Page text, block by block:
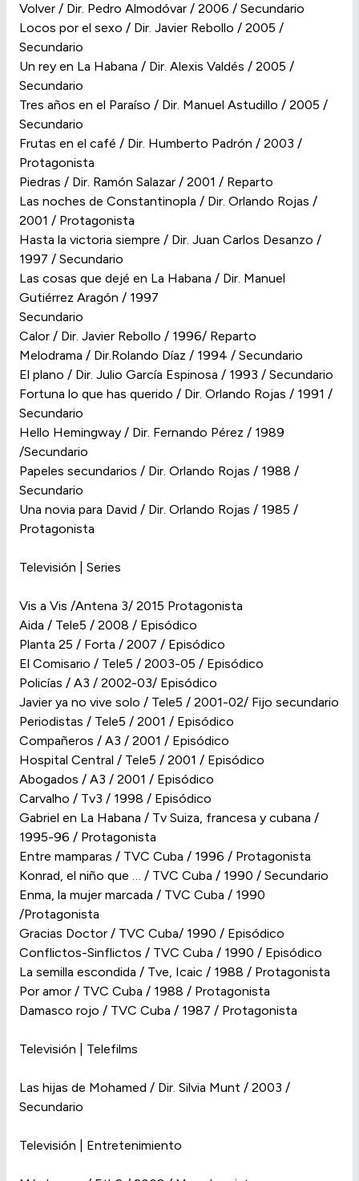
Volver / Dir. Pedro Almodóvar / 2006 / Secundario
Locos por el sexo / Dir. Javier Rebollo / 2005 /
Secundario
Un rey en La Habana / Dir. Alexis Valdés / 2005 /
Secundario
Tres años en el Paraíso / Dir. Manuel Astudillo / 2005 /
Secundario
Frutas en el café / Dir. Humberto Padrón / 2003 /
Protagonista
Piedras / Dir. Ramón Salazar / 2001 / Reparto
Las noches de Constantinopla / Dir. Orlando Rojas /
2001 / Protagonista
Hasta la victoria siempre / Dir. Juan Carlos Desanzo /
1997 / Secundario
Las cosas que dejé en La Habana / Dir. Manuel
Gutiérrez Aragón / 1997
Secundario
Calor / Dir. Javier Rebollo / 1996/ Reparto
Melodrama / Dir.Rolando Díaz / 1994 / Secundario
El plano / Dir. Julio García Espinosa / 1993 / Secundario
Fortuna lo que has querido / Dir. Orlando Rojas / 1991 /
Secundario
Hello Hemingway / Dir. Fernando Pérez / 1989
/Secundario
Papeles secundarios / Dir. Orlando Rojas / 1988 /
Secundario
Una novia para David / Dir. Orlando Rojas / 1985 /
Protagonista
Televisión | Series
Vis a Vis /Antena 3/ 2015 Protagonista
Aida / Tele5 / 2008 / Episódico
Planta 25 / Forta / 2007 / Episódico
El Comisario / Tele5 / 2003-05 / Episódico
Policías / A3 / 2002-03/ Episódico
Javier ya no vive solo / Tele5 / 2001-02/ Fijo secundario
Periodistas / Tele5 / 2001 / Episódico
Compañeros / A3 / 2001 / Episódico
Hospital Central / Tele5 / 2001 / Episódico
Abogados / A3 / 2001 / Episódico
Carvalho / Tv3 / 1998 / Episódico
Gabriel en La Habana / Tv Suiza, francesa y cubana /
1995-96 / Protagonista
Entre mamparas / TVC Cuba / 1996 / Protagonista
Konrad, el niño que … / TVC Cuba / 1990 / Secundario
Enma, la mujer marcada / TVC Cuba / 1990
/Protagonista
Gracias Doctor / TVC Cuba/ 1990 / Episódico
Conflictos-Sinflictos / TVC Cuba / 1990 / Episódico
La semilla escondida / Tve, Icaic / 1988 / Protagonista
Por amor / TVC Cuba / 1988 / Protagonista
Damasco rojo / TVC Cuba / 1987 / Protagonista
Televisión | Telefilms
Las hijas de Mohamed / Dir. Silvia Munt / 2003 /
Secundario
Televisión | Entretenimiento